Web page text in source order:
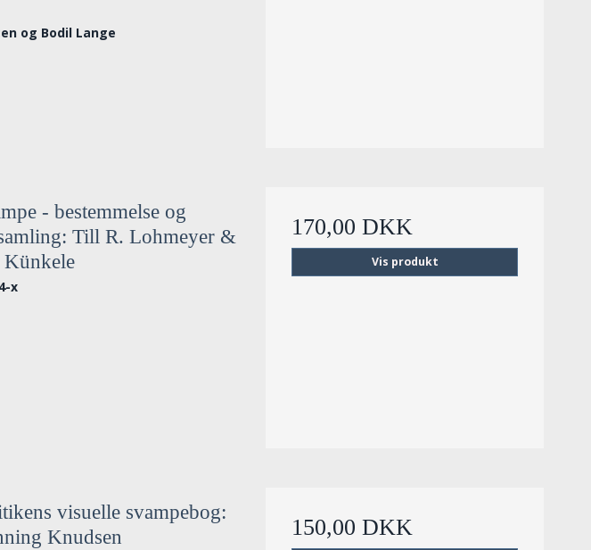
og Bodil Lange
- bestemmelse og
Till R. Lohmeyer &
Künkele
x
170,00 DKK
Vis produkt
visuelle svampebog:
Knudsen
150,00 DKK